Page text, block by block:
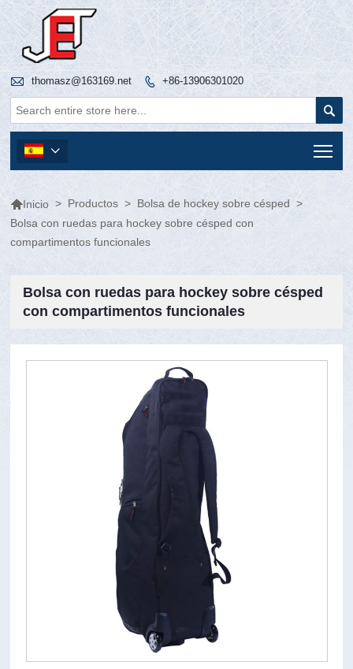
 thomasz@163169.net  +86-13906301020


Inicio > Productos > Bolsa de hockey sobre césped >
Bolsa con ruedas para hockey sobre césped con
compartimentos funcionales
Bolsa con ruedas para hockey sobre césped
con compartimentos funcionales